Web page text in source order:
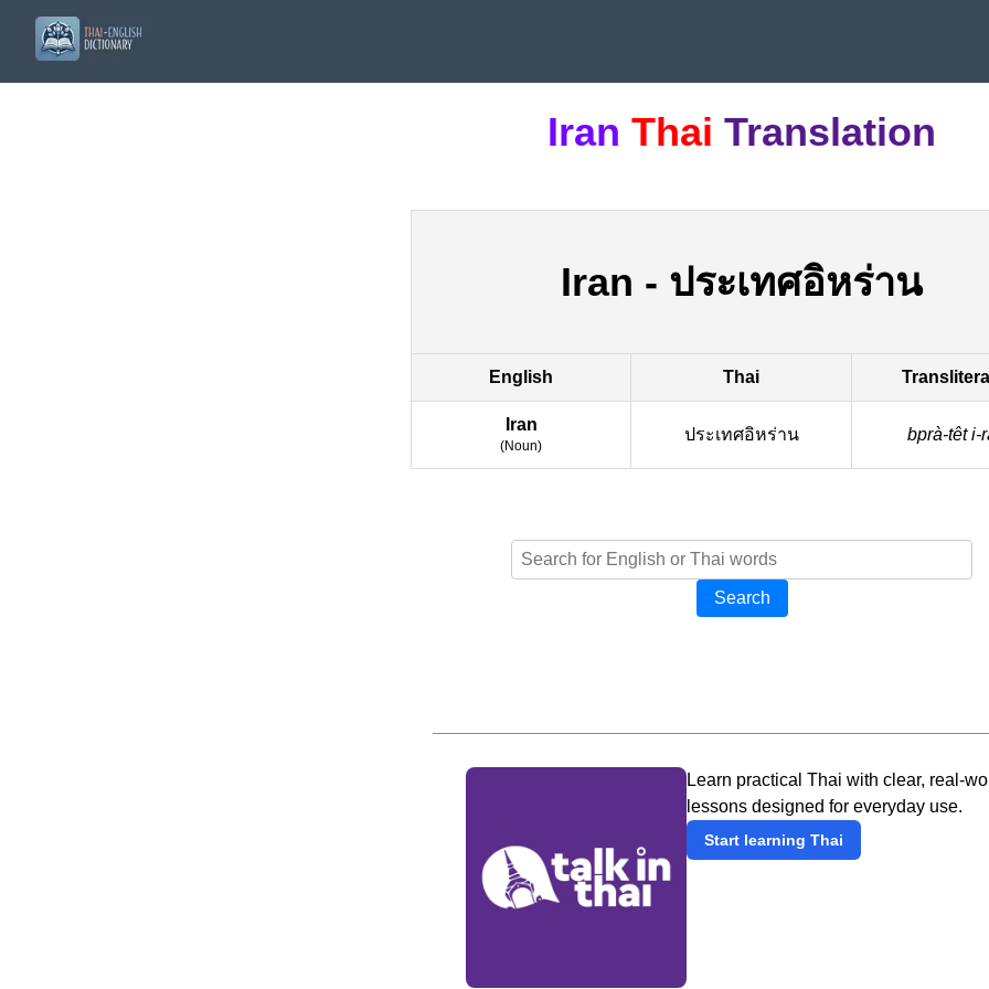
Iran Thai Translation
Iran - ประเทศอิหร่าน
English Thai
Iran
(Noun)
ประเทศอิหร่าน bprà-têt i-
Search
Learn practical Thai with clear, real-
lessons designed for everyday use.
Start learning Thai